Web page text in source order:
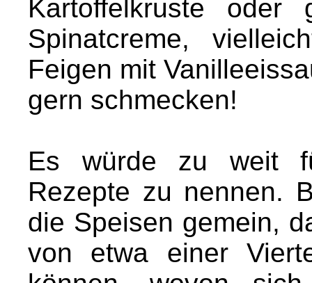
Kartoffelkruste oder
Spinatcreme,
Feigen mit
gern schmecken!
Es würde zu weit
Rezepte zu nennen.
die Speisen gemein,
von etwa einer